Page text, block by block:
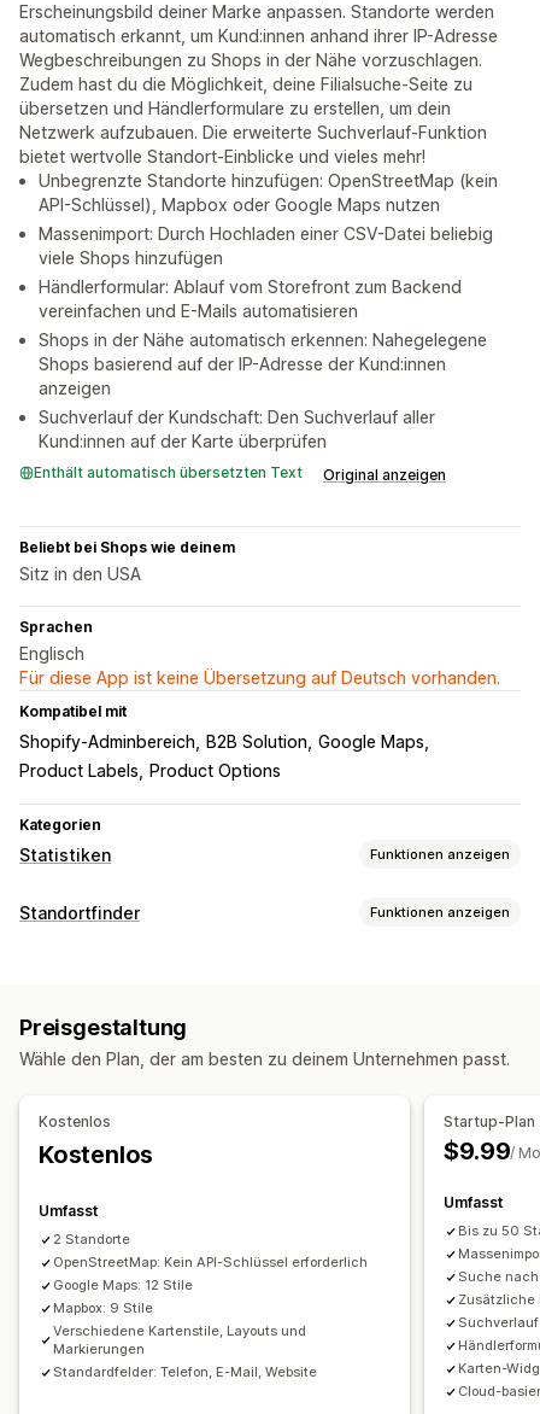
Erscheinungsbild deiner Marke anpassen. Standorte werden
automatisch erkannt, um Kund:innen anhand ihrer IP-Adresse
Wegbeschreibungen zu Shops in der Nähe vorzuschlagen.
Zudem hast du die Möglichkeit, deine Filialsuche-Seite zu
übersetzen und Händlerformulare zu erstellen, um dein
Netzwerk aufzubauen. Die erweiterte Suchverlauf-Funktion
bietet wertvolle Standort-Einblicke und vieles mehr!
Unbegrenzte Standorte hinzufügen: OpenStreetMap (kein
API-Schlüssel), Mapbox oder Google Maps nutzen
Massenimport: Durch Hochladen einer CSV-Datei beliebig
viele Shops hinzufügen
Händlerformular: Ablauf vom Storefront zum Backend
vereinfachen und E-Mails automatisieren
Shops in der Nähe automatisch erkennen: Nahegelegene
Shops basierend auf der IP-Adresse der Kund:innen
anzeigen
Suchverlauf der Kundschaft: Den Suchverlauf aller
Kund:innen auf der Karte überprüfen
Enthält automatisch übersetzten Text Original anzeigen
Beliebt bei Shops wie deinem
Sitz in den USA
Sprachen
Englisch
Für diese App ist keine Übersetzung auf Deutsch vorhanden.
Kompatibel mit
Shopify-Adminbereich B2B Solution Google Maps
Product Labels
Product Options
Kategorien
Statistiken Funktionen anzeigen
Kundenverhalten
Funnel-Analyse
Bildmaterial und Berichte
Berichte für mehrere Shops
Standortfinder Funktionen anzeigen
Wegbeschreibung
Benutzerdefinierte Symbole
Bilder
Mehrere Standorte
Responsivität für Mobilgeräte
Suche und Filter
Standortsuche
Geolokalisierung
Entfernungsfilter
Benutzerdefinierte Filter
Statistiken
Preisgestaltung
Wähle den Plan, der am besten zu deinem Unternehmen passt.
Kostenlos
Kostenlos
Umfasst
2 Standorte
OpenStreetMap: Kein API-Schlüssel erforderlich
Google Maps: 12 Stile
Mapbox: 9 Stile
Verschiedene Kartenstile, Layouts und
Markierungen
Standardfelder: Telefon, E-Mail, Website
Startup-Plan
$9.99/
Umfasst
Bis zu 50
Suche
Zusätzliche
Karten-
Cloud-